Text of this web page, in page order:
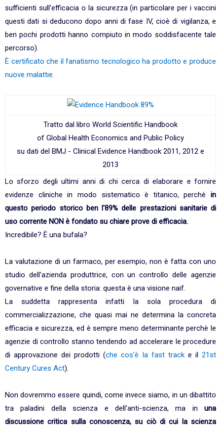
sufficienti sull'efficacia o la sicurezza (in particolare per i vaccini
questi dati si deducono dopo anni di fase IV, cioè di vigilanza, e
ben pochi prodotti hanno compiuto in modo soddisfacente tale
percorso).
È certificato che il fanatismo tecnologico ha prodotto e produce
nuove malattie.
Tratto dal libro World Scientific Handbook
of Global Health Economics and Public Policy
su dati del BMJ - Clinical Evidence Handbook 2011, 2012 e
2013
Lo sforzo degli ultimi anni di chi cerca di elaborare e fornire
evidenze cliniche in modo sistematico è titanico, perchè in
questo periodo storico ben l'89% delle prestazioni sanitarie di
uso corrente NON è fondato su chiare prove di efficacia.
Incredibile? È una bufala?
La valutazione di un farmaco, per esempio, non è fatta con uno
studio dell'azienda produttrice, con un controllo delle agenzie
governative e fine della storia: questa è una visione naif.
La suddetta rappresenta infatti la sola procedura di
commercializzazione, che quasi mai ne determina la concreta
efficacia e sicurezza, ed è sempre meno determinante perchè le
agenzie di controllo stanno tendendo ad accelerare le procedure
di approvazione dei prodotti (che cos'è la fast tracke il21st
Century Cures Act).
Non dovremmo essere quindi, come invece siamo, in un dibattito
tra paladini della scienza e dell'anti-scienza, ma in una
discussione critica sulla conoscenza, su ciò di cui la scienza